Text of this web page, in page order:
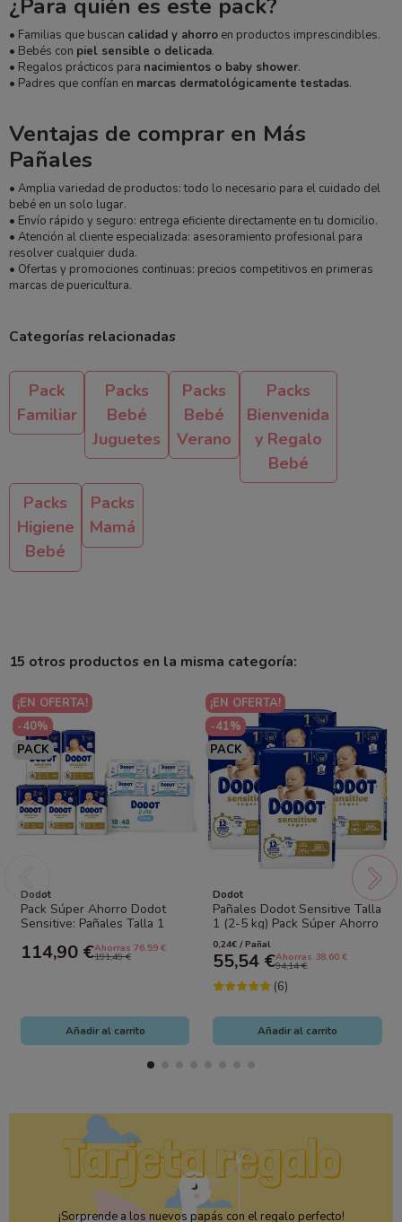
• Familias que buscan calidad y ahorroen productos imprescindibles.
• Bebés con piel sensible o delicada.
• Regalos prácticos para nacimientos o baby shower.
• Padres que confían en marcas dermatológicamente testadas.
Ventajas de comprar en Más
Pañales
• Amplia variedad de productos: todo lo necesario para el cuidado del
bebé en un solo lugar.
• Envío rápido y seguro: entrega eficiente directamente en tu domicilio.
• Atención al cliente especializada: asesoramiento profesional para
resolver cualquier duda.
• Ofertas y promociones continuas: precios competitivos en primeras
marcas de puericultura.
Categorías relacionadas
Pack
Familiar
Packs
Bebé
Juguetes
Packs
Bebé
Verano
Packs
Bienvenida
y Regalo
Bebé
Packs
Higiene
Bebé
Packs
Mamá
15 otros productos en la misma categoría:
¡EN OFERTA!
-40%
PACK
Dodot
Pack Súper Ahorro Dodot
Sensitive: Pañales Talla 1
Toallitas...
114,90 €Ahorras 76.59 €
191,49 €
Añadir al carrito
¡EN OFERTA!
-41%
PACK
Dodot
Pañales Dodot Sensitive Talla
1 (2-5 kg) Pack Súper Ahorro
232 uds (4x58) Alta...
0,24€ / Pañal
55,54 €Ahorras 38.60 €
94,14 €
(6)
Añadir al carrito
¡Sorprende a los nuevos papás con el regalo perfecto!